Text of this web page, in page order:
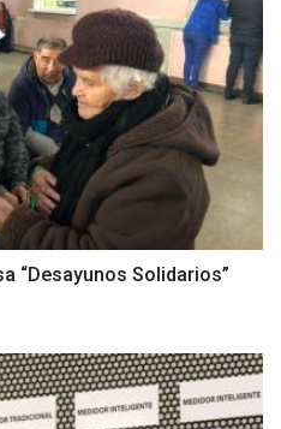
“Desayunos Solidarios”